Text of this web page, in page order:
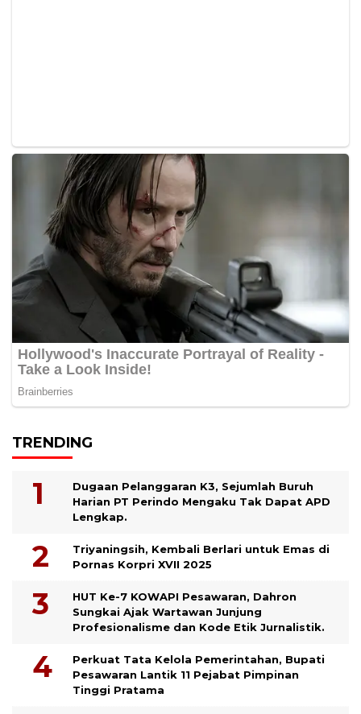
TRENDING
Dugaan Pelanggaran K3, Sejumlah Buruh
Harian PT Perindo Mengaku Tak Dapat APD
Lengkap.
Triyaningsih, Kembali Berlari untuk Emas di
Pornas Korpri XVII 2025
HUT Ke-7 KOWAPI Pesawaran, Dahron
Sungkai Ajak Wartawan Junjung
Profesionalisme dan Kode Etik Jurnalistik.
Perkuat Tata Kelola Pemerintahan, Bupati
Pesawaran Lantik 11 Pejabat Pimpinan
Tinggi Pratama